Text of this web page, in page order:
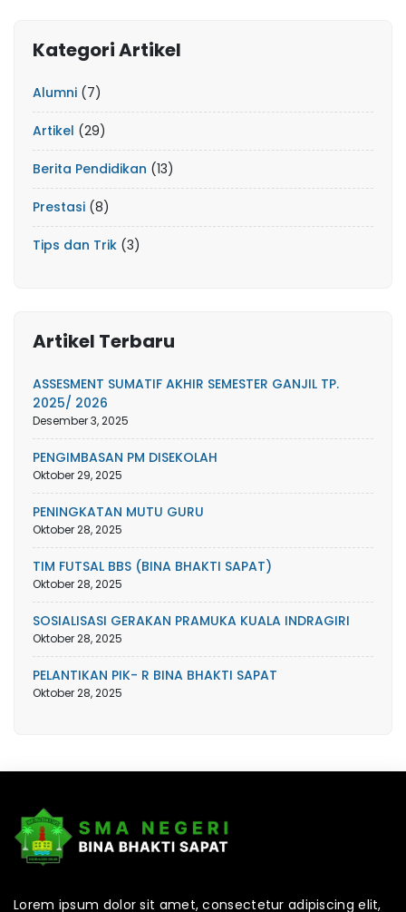
Kategori Artikel
Alumni (7)
Artikel (29)
Berita Pendidikan (13)
Prestasi (8)
Tips dan Trik (3)
Artikel Terbaru
ASSESMENT SUMATIF AKHIR SEMESTER GANJIL TP.
2025/ 2026
Desember 3, 2025
PENGIMBASAN PM DISEKOLAH
Oktober 29, 2025
PENINGKATAN MUTU GURU
Oktober 28, 2025
TIM FUTSAL BBS (BINA BHAKTI SAPAT)
Oktober 28, 2025
SOSIALISASI GERAKAN PRAMUKA KUALA INDRAGIRI
Oktober 28, 2025
PELANTIKAN PIK- R BINA BHAKTI SAPAT
Oktober 28, 2025
Lorem ipsum dolor sit amet, consectetur adipiscing elit,